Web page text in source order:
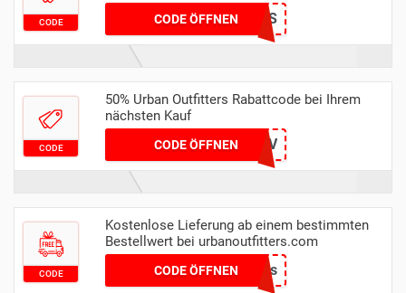
CODE CODE ÖFFNENXMAS
CODE
50% Urban Outfitters Rabattcode bei Ihrem
nächsten Kauf
CODE ÖFFNEN
N42E7PKQPQV
CODE
Kostenlose Lieferung ab einem bestimmten
Bestellwert bei urbanoutfitters.com
CODE ÖFFNEN nhs